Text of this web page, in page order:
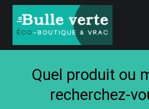
Quel produit ou
recherchez-